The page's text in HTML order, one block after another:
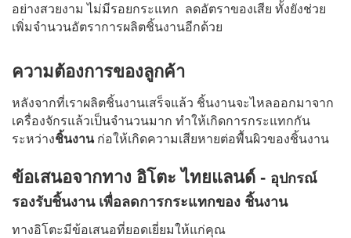
อย่างสวยงาม ไม่มีรอยกระแทก ลดอัตราของเสีย ทั้งยังช่วย
เพิ่มจำนวนอัตราการผลิตชิ้นงานอีกด้วย
ความต้องการของลูกค้า
หลังจากที่เราผลิตชิ้นงานเสร็จแล้ว ชิ้นงานจะไหลออกมาจาก
เครื่องจักรแล้วเป็นจำนวนมาก ทำให้เกิดการกระแทกกัน
ระหว่างชิ้นงานก่อให้เกิดความเสียหายต่อพื้นผิวของชิ้นงาน
ข้อเสนอจากทาง อิโตะ ไทยแลนด์ - อุปกรณ์
รองรับชิ้นงาน เพื่อลดการกระแทกของ ชิ้นงาน
ทางอิโตะมีข้อเสนอที่ยอดเยี่ยมให้แก่คุณ